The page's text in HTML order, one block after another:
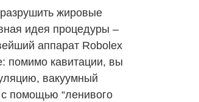
жировые
идея процедуры –
аппарат Robolex
помимо кавитации, вы
вакуумный
помощью “ленивого